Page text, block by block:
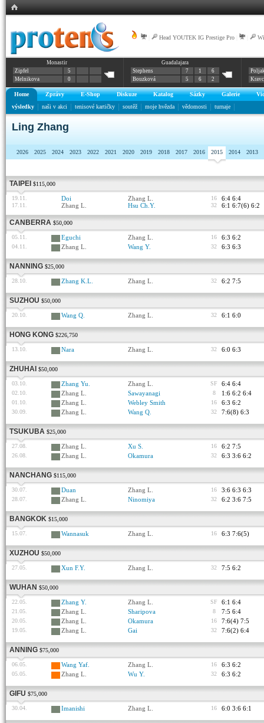
Head YOUTEK IG Prestige Pro
Monastir
Zipfel
5
Melnikova
0
Guadalajara
Stephens
7 1
6
Bouzková
5 6 2
Home Zprávy E-Shop Diskuze Katalog Sázky Galerie
výsledky
naši v akci tenisové kartičky soutěž moje hvězda vědomosti turnaje
Ling Zhang
2026 2025 2024 2023 2022 2021 2020 2019 2018 2017 2016 2015 2014 2013
TAIPEI $115,000
19.11. Doi Zhang L. 16 6:4 6:4
17.11. Zhang L. Hsu Ch.Y. 32 6:1 6:7(6) 6:2
CANBERRA $50,000
05.11. Eguchi Zhang L. 16 6:3 6:2
04.11. Zhang L. Wang Y. 32 6:3 6:3
NANNING $25,000
28.10. Zhang K.L. Zhang L. 32 6:2 7:5
SUZHOU $50,000
20.10. Wang Q. Zhang L. 32 6:1 6:0
HONG KONG $226,750
13.10. Nara Zhang L. 32 6:0 6:3
ZHUHAI $50,000
03.10. Zhang Yu. Zhang L. SF 6:4 6:4
02.10. Zhang L. Sawayanagi 8 1:6 6:2 6:4
01.10. Zhang L. Webley Smith 16 6:3 6:2
30.09. Zhang L. Wang Q. 32 7:6(8) 6:3
TSUKUBA $25,000
27.08. Zhang L. Xu S. 16 6:2 7:5
26.08. Zhang L. Okamura 32 6:3 3:6 6:2
NANCHANG $115,000
30.07. Duan Zhang L. 16 3:6 6:3 6:3
28.07. Zhang L. Ninomiya 32 6:2 3:6 7:5
BANGKOK $15,000
15.07. Wannasuk Zhang L. 16 6:3 7:6(5)
XUZHOU $50,000
27.05. Xun F.Y. Zhang L. 32 7:5 6:2
WUHAN $50,000
22.05. Zhang Y. Zhang L. SF 6:1 6:4
21.05. Zhang L. Sharipova 8 7:5 6:4
20.05. Zhang L. Okamura 16 7:6(4) 7:5
19.05. Zhang L. Gai 32 7:6(2) 6:4
ANNING $75,000
06.05. Wang Yaf. Zhang L. 16 6:3 6:2
05.05. Zhang L. Wu Y. 32 6:3 6:2
GIFU $75,000
30.04. Imanishi Zhang L. 16 6:0 3:6 6:1